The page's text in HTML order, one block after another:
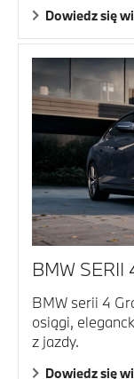
Dowiedz się
BMW SERII
BMW serii 4
osiągi,
z jazdy.
Dowiedz się